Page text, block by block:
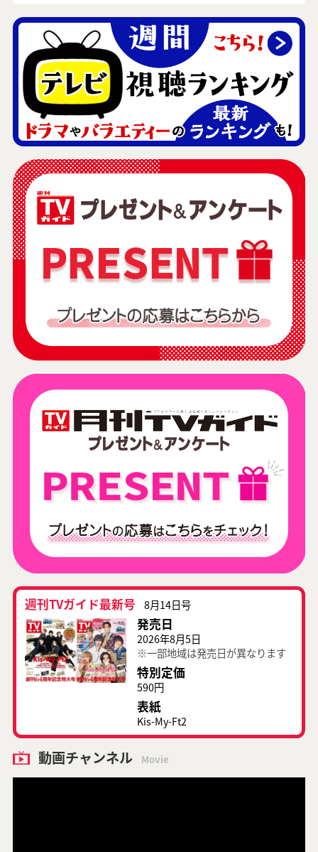
週刊TVガイド最新号 8月14日号
発売日
2026年8月5日
※一部地域は発売日が異なります
特別定価
590円
表紙
Kis-My-Ft2
動画チャンネル Movie